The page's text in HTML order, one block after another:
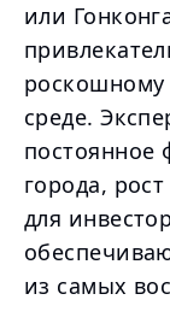
или
роскошному
среде.
постоянное
города,
для
из самых